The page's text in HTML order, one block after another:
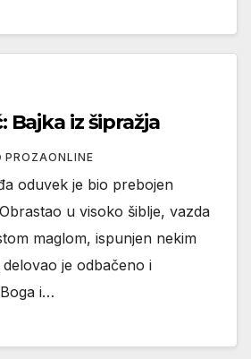
Bajka iz šipražja
PROZAONLINE
oduvek je bio prebojen
u visoko šiblje, vazda
maglom, ispunjen nekim
je odbačeno i
i…